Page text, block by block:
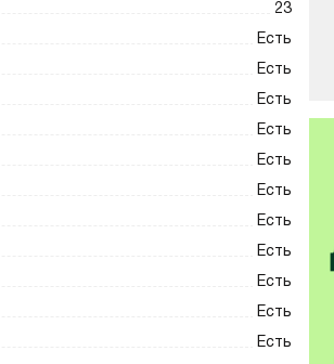
23
Есть
Есть
Есть
Есть
Есть
Есть
Есть
Есть
Есть
Есть
Есть